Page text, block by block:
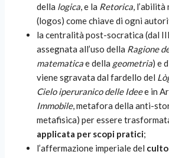
della logica, e la Retorica, l’abilità
(logos) come chiave di ogni
la centralità post-socratica (dal III
assegnata all’uso della Ragione
matematicae della geometria) e
viene sgravata dal fardello del
Cielo iperuranico delle Ideee in
Immobile, metafora della anti-
metafisica) per essere
applicata per scopi pratici;
l’affermazione imperiale del